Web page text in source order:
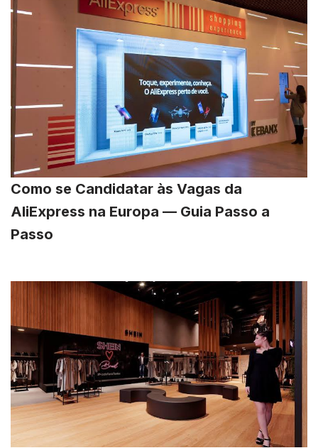
Como se Candidatar às Vagas da
AliExpress na Europa — Guia Passo a
Passo